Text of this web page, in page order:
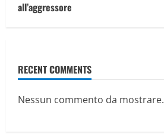
all’aggressore
RECENT COMMENTS
Nessun commento da mostrare.